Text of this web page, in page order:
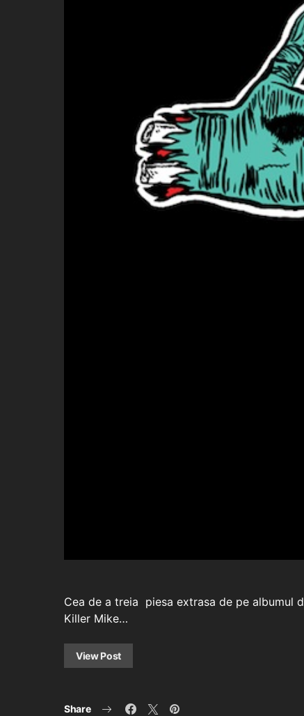
Cea de a treia piesa extrasa de pe albumul
Killer Mike…
View Post
Share